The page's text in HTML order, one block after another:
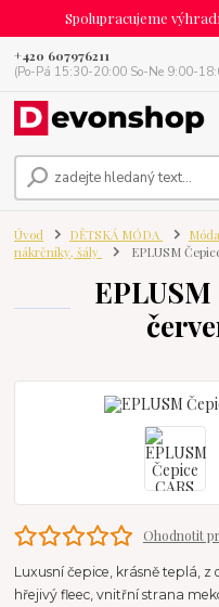
Spolupracujeme
+420 607976211
(Po-Pá 15:30-20:00 So-Ne 9:00-
Úvod DĚTSKÁ MÓDA
nákrčníky, šály
EPLUSM
Ohodnotit
Luxusní čepice, krásně teplá,
hřejivý fleec, vnitřní strana